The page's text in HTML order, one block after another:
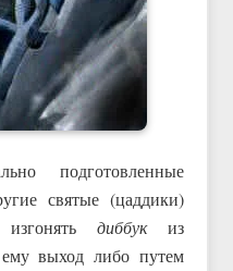
подготовленные
святые (цаддики)
диббукиз
выход либо путем